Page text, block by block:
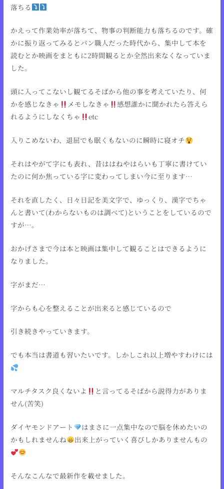
落ちる
かえって作業効率が落ちて、物事の判断能力も落ちるのです。確
かに振り返ってみるとパン職人だった時代から、集中して本を
読むとか映画をまともに2時間観るとか全然出来なくなっていま
した。
頭に入ってこないし観てるそばから他の事を考えていたり、何
かを感じなきゃ
メモしなきゃ
感想誰かに聞かれたら答えら
れるようにしなくちゃ
etc
入りこめないわ、退屈でも眠くもないのに瞬時に寝オチ
それはやがて字にも表れ、昔ははねやはらいも丁寧に書けてい
たのに何か焦っている字に変わってしまい今に至ります…
それを直したく、日々日記を美文字で、ゆっくり、漢字でちゃ
んと書いて(わからないものは調べて)ということをしているので
すが…。
おかげさまで今は本と映画は集中して観ることはできるように
なりました。
字がまだ…
字からも心を整えることが出来ると感じているので
引き続きやっていきます。
でも本当は書道も習いたいです。しかしこれ以上増やすわけには
マルチタスク良くないよ
と言ってるそばから説得力がありま
せん(苦笑)
ダイヤモンドアート
はまさに一点集中なので脳を休めたいの
かもしれませんね
出来上がっていく喜びしかありませんもの
そんなこんなで最新作を載せました。